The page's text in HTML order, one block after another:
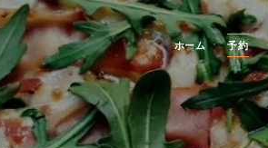
ホーム 予約